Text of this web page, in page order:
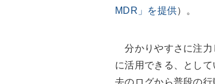
MDR」を提供）。
分かりやすさに注力
に活用できる、とし